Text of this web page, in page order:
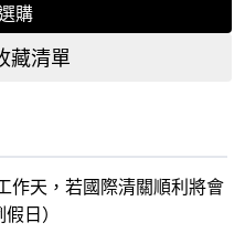
購
藏清單
作天，若國際清關順利將會
日）